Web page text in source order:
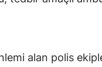
alan polis